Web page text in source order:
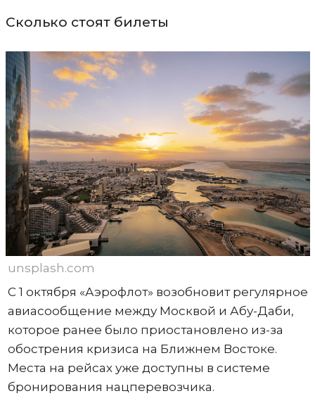
Сколько стоят билеты
unsplash.com
С 1 октября «Аэрофлот» возобновит регулярное
авиасообщение между Москвой и Абу-Даби,
которое ранее было приостановлено из-за
обострения кризиса на Ближнем Востоке.
Места на рейсах уже доступны в системе
бронирования нацперевозчика.